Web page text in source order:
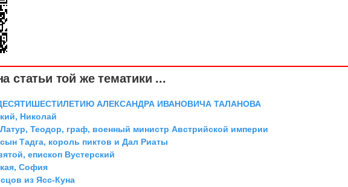
статьи той же тематики ...
АЛЕКСАНДРА ИВАНОВИЧА ТАЛАНОВА
Николай
Теодор, граф, военный министр Австрийской империи
Тадга, король пиктов и Дал Риаты
епископ Вустерский
София
из Ясс-Куна